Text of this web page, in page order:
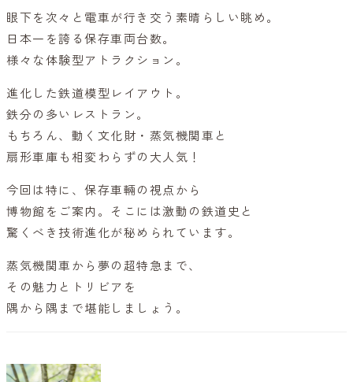
眼下を次々と電車が行き交う素晴らしい眺め。
日本一を誇る保存車両台数。
様々な体験型アトラクション。
進化した鉄道模型レイアウト。
鉄分の多いレストラン。
もちろん、動く文化財・蒸気機関車と
扇形車庫も相変わらずの大人気！
今回は特に、保存車輛の視点から
博物館をご案内。そこには激動の鉄道史と
驚くべき技術進化が秘められています。
蒸気機関車から夢の超特急まで、
その魅力とトリビアを
隅から隅まで堪能しましょう。